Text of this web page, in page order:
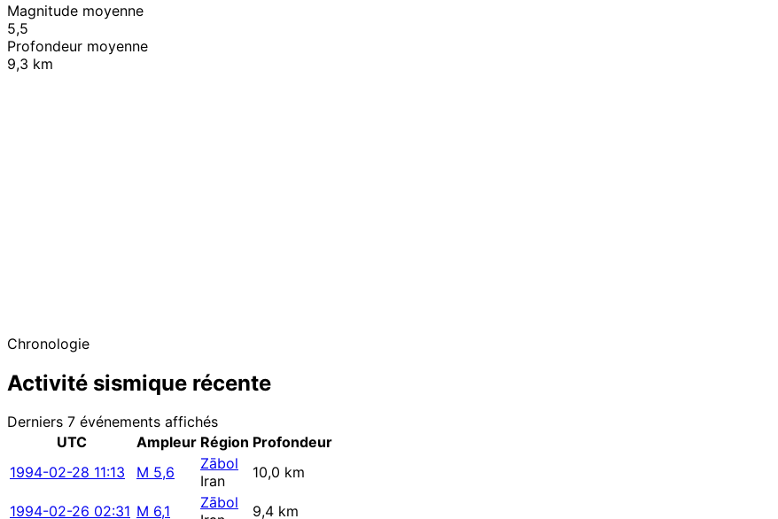
Magnitude moyenne
5,5
Profondeur moyenne
9,3 km
Chronologie
Activité sismique récente
Derniers 7 événements affichés
UTC
Ampleur Région Profondeur
1994-02-28 11:13
M 5,6
Zābol
Iran
10,0 km
1994-02-26 02:31 M 6,1
Zābol
9,4 km